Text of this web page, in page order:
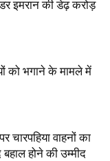
इमरान की डेढ़ करोड़
को भगाने के मामले में
चारपहिया वाहनों का
होने की उम्मीद